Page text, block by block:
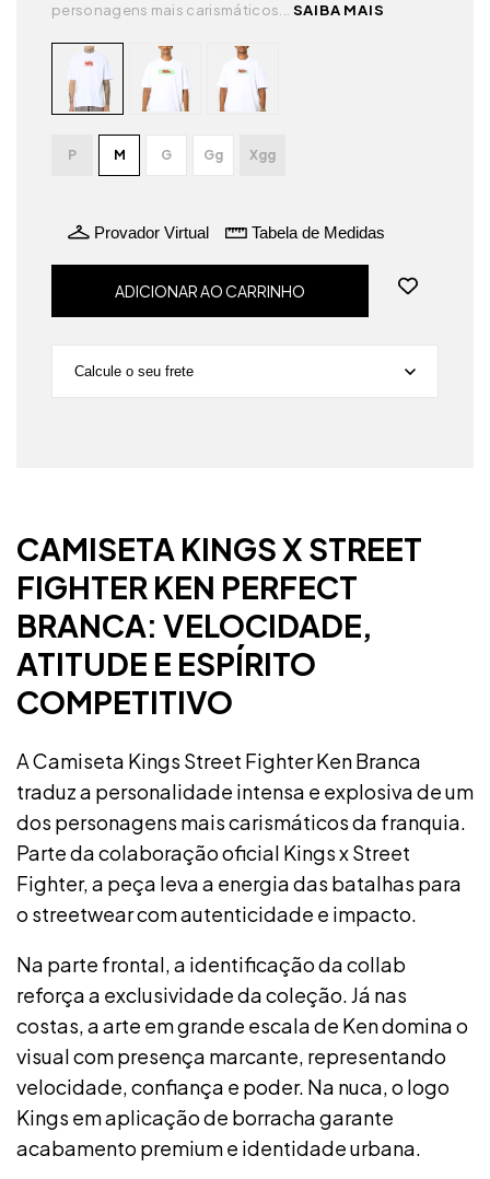
personagens mais carismáticos... SAIBA MAIS
P M G Gg Xgg
Provador Virtual Tabela de Medidas
Calcule o seu frete
CAMISETA KINGS X STREET
FIGHTER KEN PERFECT
BRANCA: VELOCIDADE,
ATITUDE E ESPÍRITO
COMPETITIVO
A Camiseta Kings Street Fighter Ken Branca
traduz a personalidade intensa e explosiva de um
dos personagens mais carismáticos da franquia.
Parte da colaboração oficial Kings x Street
Fighter, a peça leva a energia das batalhas para
o streetwear com autenticidade e impacto.
Na parte frontal, a identificação da collab
reforça a exclusividade da coleção. Já nas
costas, a arte em grande escala de Ken domina o
visual com presença marcante, representando
velocidade, confiança e poder. Na nuca, o logo
Kings em aplicação de borracha garante
acabamento premium e identidade urbana.